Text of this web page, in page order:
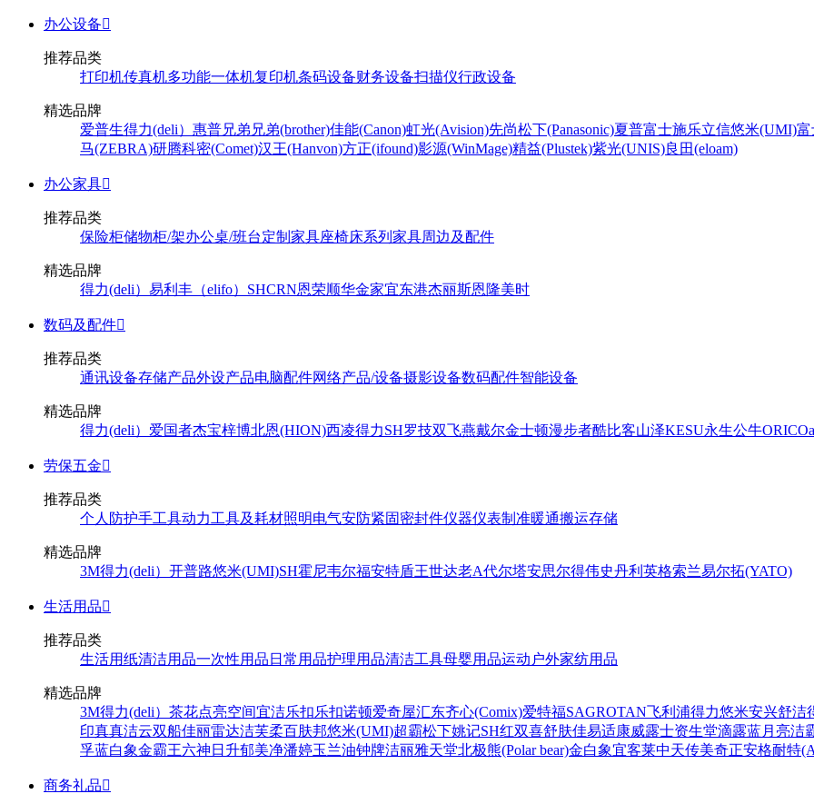
办公设备
推荐品类
打印机传真机多功能一体机复印机条码设备财务设备扫描仪行政设备
精选品牌
爱普生得力(deli） 惠普兄弟 兄弟(brother)佳能(Canon)虹光(Avision)先尚松下(Panasonic)夏普富士施乐立信悠米(UMI)富
马(ZEBRA)研腾科密(Comet)汉王(Hanvon)方正(ifound)影源(WinMage)精益(Plustek)紫光(UNIS)良田(eloam)
办公家具
推荐品类
保险柜储物柜/架办公桌/班台定制家具座椅床系列 家具周边及配件
精选品牌
得力(deli） 易利丰（elifo） SHCRN恩荣顺华金家宜东港杰丽斯恩隆美时
数码及配件
推荐品类
通讯设备存储产品外设产品电脑配件网络产品/设备摄影设备数码配件智能设备
精选品牌
得力(deli） 爱国者杰宝梓博北恩(HION)西凌得力SH罗技双飞燕戴尔金士顿漫步者酷比客山泽KESU永生公牛ORICO
劳保五金
推荐品类
个人防护手工具动力工具及耗材照明电气安防紧固密封件仪器仪表制准暖通搬运存储
精选品牌
3M得力(deli） 开普路悠米(UMI)SH霍尼韦尔福安特盾王世达老A代尔塔安思尔得伟史丹利 英格索兰易尔拓(YATO)
生活用品
推荐品类
生活用纸清洁用品一次性用品 日常用品护理用品清洁工具母婴用品运动户外家纺用品
精选品牌
3M得力(deli） 茶花点亮空间宜洁乐扣乐扣诺顿爱奇屋汇东齐心(Comix)爱特福SAGROTAN飞利浦得力悠米安兴舒洁
印真真洁云双船佳丽雷达洁芙柔百肤邦悠米(UMI)超霸松下姚记SH红双喜舒肤佳易适康威露士资生堂滴露蓝月亮洁
孚蓝白象金霸王六神 日升郁美净潘婷玉兰油钟牌洁丽雅天堂北极熊(Polar bear)金白象宜客莱中天传美奇正安格耐特
商务礼品